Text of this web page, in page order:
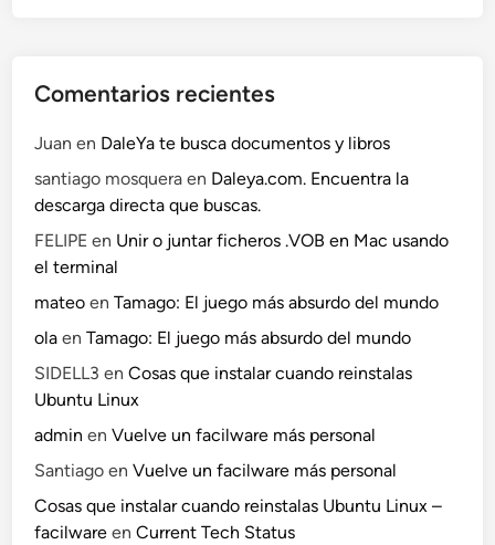
Comentarios recientes
Juan en DaleYa te busca documentos y libros
santiago mosquera en Daleya.com. Encuentra la
descarga directa que buscas.
FELIPE en Unir o juntar ficheros .VOB en Mac usando
el terminal
mateo enTamago: El juego más absurdo del mundo
ola enTamago: El juego más absurdo del mundo
SIDELL3 enCosas que instalar cuando reinstalas
Ubuntu Linux
admin enVuelve un facilware más personal
Santiago enVuelve un facilware más personal
Cosas que instalar cuando reinstalas Ubuntu Linux –
facilware enCurrent Tech Status